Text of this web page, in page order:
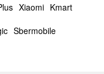
Xiaomi Kmart
Sbermobile